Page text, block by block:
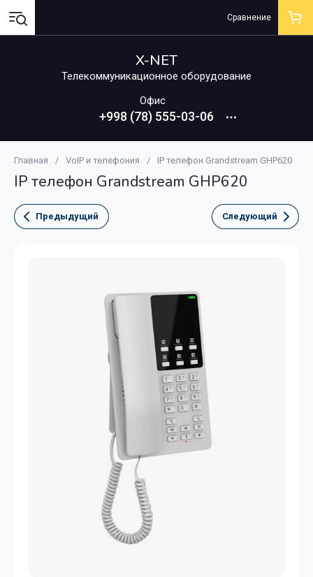
X-NET
Телекоммуникационное оборудование
Офис
+998 (78) 555-03-06
Сравнение
Главная / VoIP и телефония / IP телефон Grandstream GHP620
IP телефон Grandstream GHP620
Предыдущий Следующий